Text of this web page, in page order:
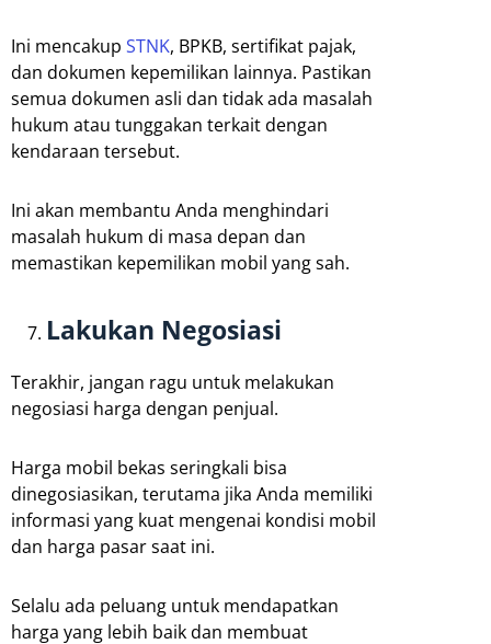
Ini mencakup STNK, BPKB, sertifikat pajak,
dan dokumen kepemilikan lainnya. Pastikan
semua dokumen asli dan tidak ada masalah
hukum atau tunggakan terkait dengan
kendaraan tersebut.
Ini akan membantu Anda menghindari
masalah hukum di masa depan dan
memastikan kepemilikan mobil yang sah.
Lakukan Negosiasi
Terakhir, jangan ragu untuk melakukan
negosiasi harga dengan penjual.
Harga mobil bekas seringkali bisa
dinegosiasikan, terutama jika Anda memiliki
informasi yang kuat mengenai kondisi mobil
dan harga pasar saat ini.
Selalu ada peluang untuk mendapatkan
harga yang lebih baik dan membuat